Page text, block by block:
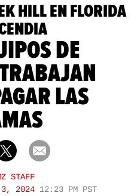
HILL EN FLORIDA
DE
LAS
STAFF
2024 12:23 PM PST